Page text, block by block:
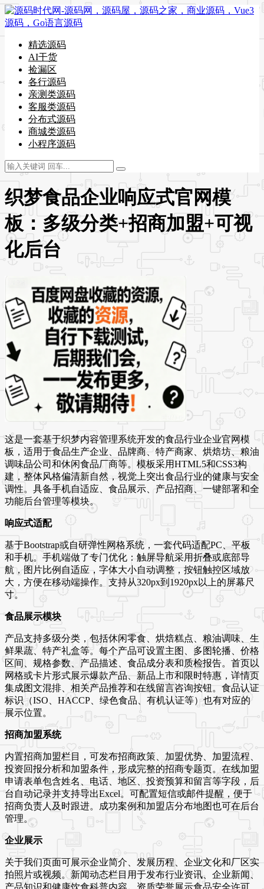
精选源码
AI干货
捡漏区
各行源码
亲测类源码
客服类源码
分布式源码
商城类源码
小程序源码
织梦食品企业响应式官网模
板：多级分类+招商加盟+可视
化后台
这是一套基于织梦内容管理系统开发的食品行业企业官网模
板，适用于食品生产企业、品牌商、特产商家、烘焙坊、粮油
调味品公司和休闲食品厂商等。模板采用HTML5和CSS3构
建，整体风格偏清新自然，视觉上突出食品行业的健康与安全
调性。具备手机自适应、食品展示、产品招商、一键部署和全
功能后台管理等模块。
响应式适配
基于Bootstrap或自研弹性网格系统，一套代码适配PC、平板
和手机。手机端做了专门优化：触屏导航采用折叠或底部导
航，图片比例自适应，字体大小自动调整，按钮触控区域放
大，方便在移动端操作。支持从320px到1920px以上的屏幕尺
寸。
食品展示模块
产品支持多级分类，包括休闲零食、烘焙糕点、粮油调味、生
鲜果蔬、特产礼盒等。每个产品可设置主图、多图轮播、价格
区间、规格参数、产品描述、食品成分表和质检报告。首页以
网格或卡片形式展示爆款产品、新品上市和限时特惠，详情页
集成图文混排、相关产品推荐和在线留言咨询按钮。食品认证
标识（ISO、HACCP、绿色食品、有机认证等）也有对应的
展示位置。
招商加盟系统
内置招商加盟栏目，可发布招商政策、加盟优势、加盟流程、
投资回报分析和加盟条件，形成完整的招商专题页。在线加盟
申请表单包含姓名、电话、地区、投资预算和留言等字段，后
台自动记录并支持导出Excel。可配置短信或邮件提醒，便于
招商负责人及时跟进。成功案例和加盟店分布地图也可在后台
管理。
企业展示
关于我们页面可展示企业简介、发展历程、企业文化和厂区实
拍照片或视频。新闻动态栏目用于发布行业资讯、企业新闻、
产品知识和健康饮食科普内容。资质荣誉展示食品安全许可